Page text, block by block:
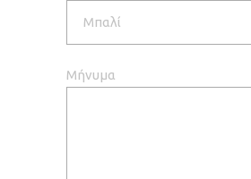
Μήνυμα